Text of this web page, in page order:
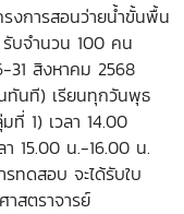
งการสอนว่ายน้ำขั้นพื้น
บจำนวน 100 คน
31 สิงหาคม 2568
ทันที) เรียนทุกวันพุธ
1) เวลา 14.00
15.00 น.-16.00 น.
ทดสอบ จะได้รับใบ
สตราจารย์